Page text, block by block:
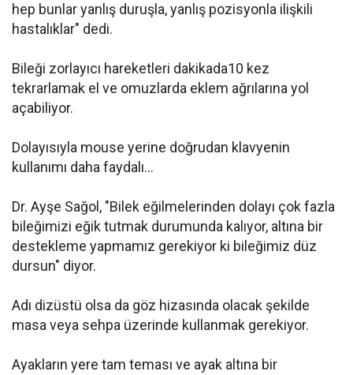
hep bunlar yanlış duruşla, yanlış pozisyonla ilişkili
hastalıklar" dedi.
Bileği zorlayıcı hareketleri dakikada10 kez
tekrarlamak el ve omuzlarda eklem ağrılarına yol
açabiliyor.
Dolayısıyla mouse yerine doğrudan klavyenin
kullanımı daha faydalı...
Dr. Ayşe Sağol, "Bilek eğilmelerinden dolayı çok fazla
bileğimizi eğik tutmak durumunda kalıyor, altına bir
destekleme yapmamız gerekiyor ki bileğimiz düz
dursun" diyor.
Adı dizüstü olsa da göz hizasında olacak şekilde
masa veya sehpa üzerinde kullanmak gerekiyor.
Ayakların yere tam teması ve ayak altına bir